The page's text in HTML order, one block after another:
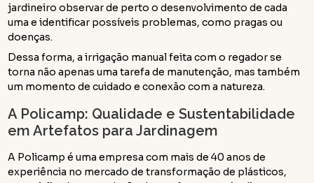
jardineiro observar de perto o desenvolvimento de cada
uma e identificar possíveis problemas, como pragas ou
doenças.
Dessa forma, a irrigação manual feita com o regador se
torna não apenas uma tarefa de manutenção, mas também
um momento de cuidado e conexão com a natureza.
A Policamp: Qualidade e Sustentabilidade
em Artefatos para Jardinagem
A Policamp é uma empresa com mais de 40 anos de
experiência no mercado de transformação de plásticos,